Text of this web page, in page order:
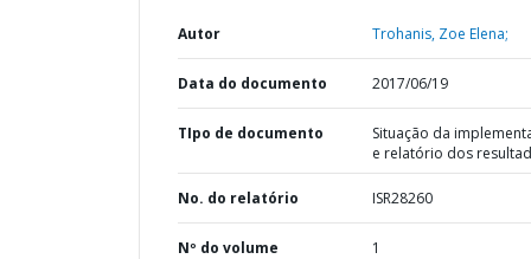
Autor Trohanis, Zoe Elena;
Data do documento 2017/06/19
TIpo de documento
Situação da
e relatório dos
No. do relatório ISR28260
Nº do volume 1